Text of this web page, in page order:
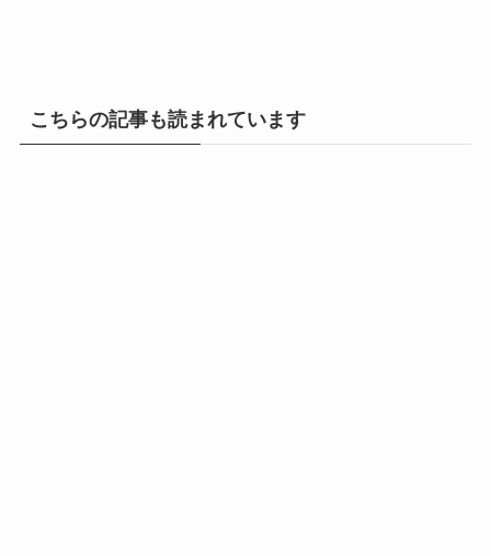
こちらの記事も読まれています